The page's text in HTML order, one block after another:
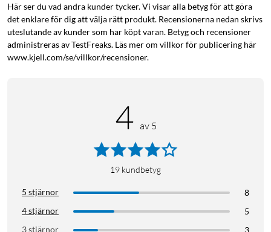
ChromeOS
Linux
PS4
PS5
Xbox Series S
Här ser du vad andra kunder tycker. Vi visar alla betyg för att göra
det enklare för dig att välja rätt produkt. Recensionerna nedan skrivs
uteslutande av kunder som har köpt varan. Betyg och recensioner
administreras av TestFreaks. Läs mer om villkor för publicering här
www.kjell.com/se/villkor/recensioner.
4 av 5
19 kundbetyg
5 stjärnor
8
4 stjärnor
5
3 stjärnor